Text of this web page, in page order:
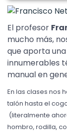
El profesor
mucho más,
que aporta
innumerables
manual en
En las clases nos
talón hasta el
(literalmente
hombro, rodilla,